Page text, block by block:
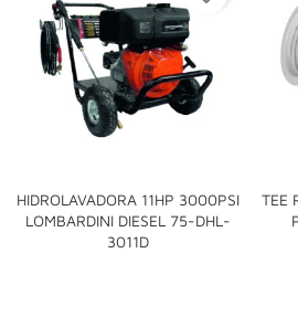
HIDROLAVADORA 11HP 3000PSI
LOMBARDINI DIESEL 75-DHL-
3011D
TEE